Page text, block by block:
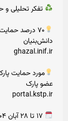
تفکر تحلیلی
۷۰ درصد
دانش‌بنیان
ghazal.inif.ir
مورد حمایت
عضو پارک
portal.kstp.ir